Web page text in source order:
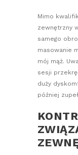
Mimo
zewnętrzny
samego
masowanie
mój mąż.
sesji
duży
później